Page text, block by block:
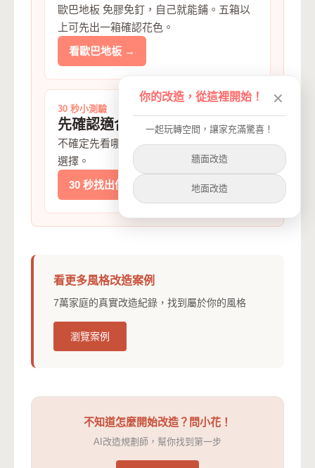
歐巴地板 免膠免釘，自己就能鋪。五箱以
上可先出一箱確認花色。
看歐巴地板 →
30 秒小測驗
先確認適合方向
不確定先看哪個花色，先用 30 秒測驗縮小
選擇。
30 秒找出你的空間 DNA →
看更多風格改造案例
7萬家庭的真實改造紀錄，找到屬於你的風格
瀏覽案例
不知道怎麼開始改造？問小花！
AI改造規劃師，幫你找到第一步
你的改造，從這裡開始！ ✕
一起玩轉空間，讓家充滿驚喜！
牆面改造
地面改造